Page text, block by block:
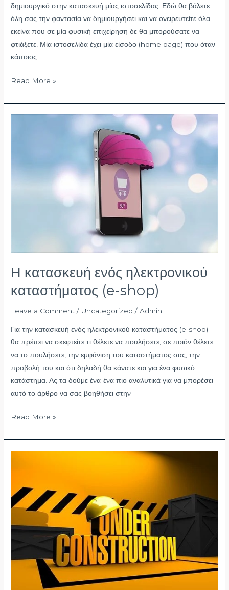
δημιουργικό στην κατασκευή μίας ιστοσελίδας! Εδώ θα βάλετε
όλη σας την φαντασία να δημιουργήσει και να ονειρευτείτε όλα
εκείνα που σε μία φυσική επιχείρηση δε θα μπορούσατε να
φτιάξετε! Μία ιστοσελίδα έχει μία είσοδο (home page) που όταν
κάποιος
Read More »
Η κατασκευή ενός ηλεκτρονικού
καταστήματος (e-shop)
Leave a Comment / Uncategorized /Admin
Για την κατασκευή ενός ηλεκτρονικού καταστήματος (e-shop)
θα πρέπει να σκεφτείτε τι θέλετε να πουλήσετε, σε ποιόν θέλετε
να το πουλήσετε, την εμφάνιση του καταστήματος σας, την
προβολή του και ότι δηλαδή θα κάνατε και για ένα φυσικό
κατάστημα. Ας τα δούμε ένα-ένα πιο αναλυτικά για να μπορέσει
αυτό το άρθρο να σας βοηθήσει στην
Read More »